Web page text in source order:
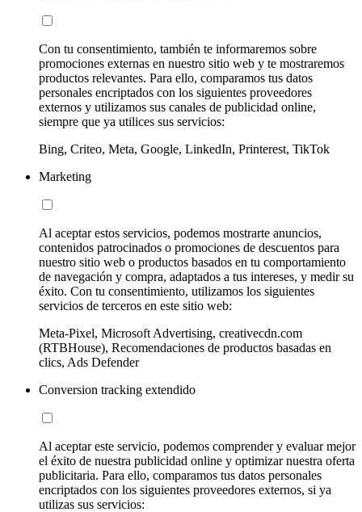
Con tu consentimiento, también te informaremos sobre
promociones externas en nuestro sitio web y te mostraremos
productos relevantes. Para ello, comparamos tus datos
personales encriptados con los siguientes proveedores
externos y utilizamos sus canales de publicidad online,
siempre que ya utilices sus servicios:
Bing, Criteo, Meta, Google, LinkedIn, Printerest, TikTok
Marketing
Al aceptar estos servicios, podemos mostrarte anuncios,
contenidos patrocinados o promociones de descuentos para
nuestro sitio web o productos basados en tu comportamiento
de navegación y compra, adaptados a tus intereses, y medir su
éxito. Con tu consentimiento, utilizamos los siguientes
servicios de terceros en este sitio web:
Meta-Pixel, Microsoft Advertising, creativecdn.com
(RTBHouse), Recomendaciones de productos basadas en
clics, Ads Defender
Conversion tracking extendido
Al aceptar este servicio, podemos comprender y evaluar mejor
el éxito de nuestra publicidad online y optimizar nuestra oferta
publicitaria. Para ello, comparamos tus datos personales
encriptados con los siguientes proveedores externos, si ya
utilizas sus servicios: